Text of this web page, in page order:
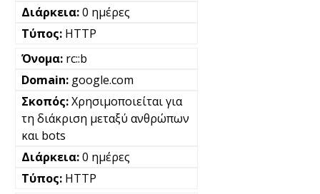
0 ημέρες
HTTP
rc::b
google.com
Χρησιμοποιείται για
τη διάκριση μεταξύ ανθρώπων
και bots
0 ημέρες
HTTP